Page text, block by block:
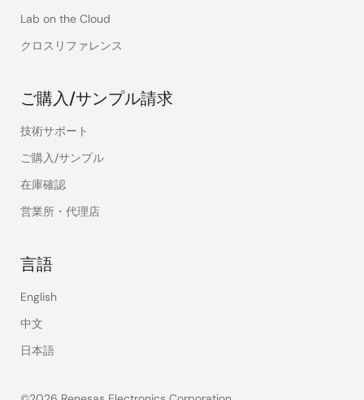
Lab on the Cloud
クロスリファレンス
ご購入/サンプル請求
技術サポート
ご購入/サンプル
在庫確認
営業所・代理店
言語
English
中文
日本語